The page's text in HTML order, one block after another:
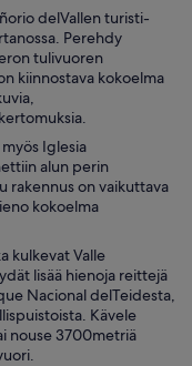
delVallen turisti-
Perehdy
tulivuoren
kiinnostava kokoelma
Iglesia
alun perin
rakennus on vaikuttava
kokoelma
kulkevat Valle
lisää hienoja reittejä
Nacional delTeidesta,
Kävele
nouse 3700metriä